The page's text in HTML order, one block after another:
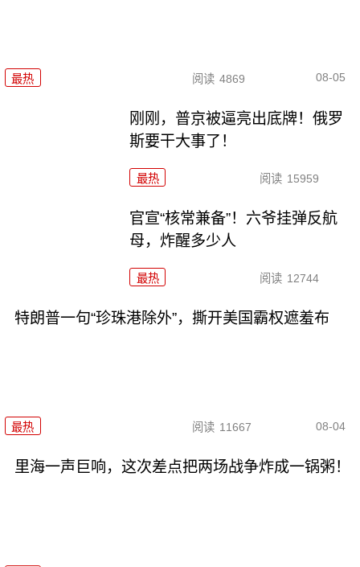
最热 阅读 4869 08-05
刚刚，普京被逼亮出底牌！俄罗
斯要干大事了！
最热 阅读 15959
官宣“核常兼备”！六爷挂弹反航
母，炸醒多少人
最热 阅读 12744
特朗普一句“珍珠港除外”，撕开美国霸权遮羞布
最热 阅读 11667 08-04
里海一声巨响，这次差点把两场战争炸成一锅粥！